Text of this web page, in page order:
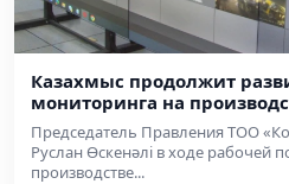
Казахмыс продолжит
мониторинга на
Председатель Правления ТОО
Руслан Өскенәлі в ходе рабочей
производстве...